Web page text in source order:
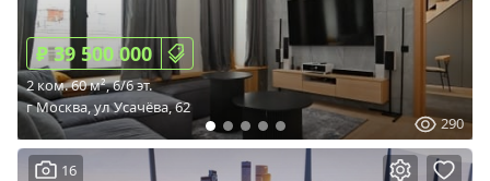
290
₽ 39 500 000
2 ком. 60 м², 6/6 эт.
г Москва, ул Усачёва, 62
16